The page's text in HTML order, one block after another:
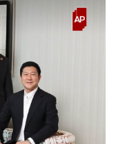
ด้ ก็เปลี่ยนจากที่
ม่ สร้างคนให้กล้า
นว่างานของเขา
กับระบบพวกพ้อง
WEALTH